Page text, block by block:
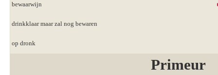
bewaarwijn
drinkklaar maar zal nog bewaren
op dronk
Primeur